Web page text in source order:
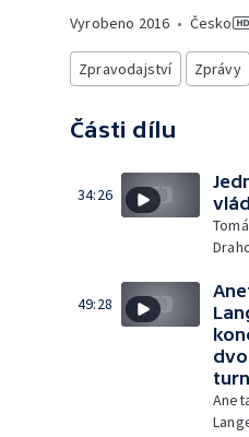
Vyrobeno 2016 • Česko
Zpravodajství Zprávy
Části dílu
34:26
49:28